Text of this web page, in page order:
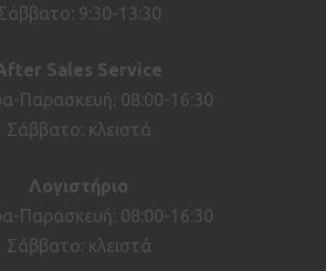
9:30-13:30
Sales Service
Παρασκευή: 08:00-16:30
Σάββατο: κλειστά
Λογιστήριο
Παρασκευή: 08:00-16:30
Σάββατο: κλειστά